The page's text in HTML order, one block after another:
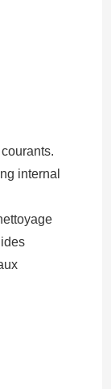
internal